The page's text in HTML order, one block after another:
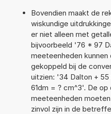
Bovendien maakt de
wiskundige
er niet alleen met
bijvoorbeeld '76 * 97
meeteenheden
gekoppeld bij de
uitzien: '34 Dalton +
61dm = ? cm^3'. De
meeteenheden
zinvol zijn in de